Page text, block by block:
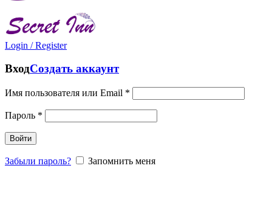
Login / Register
ВходСоздать аккаунт
Имя пользователя или Email *
Пароль *
Войти
Забыли пароль? Запомнить меня